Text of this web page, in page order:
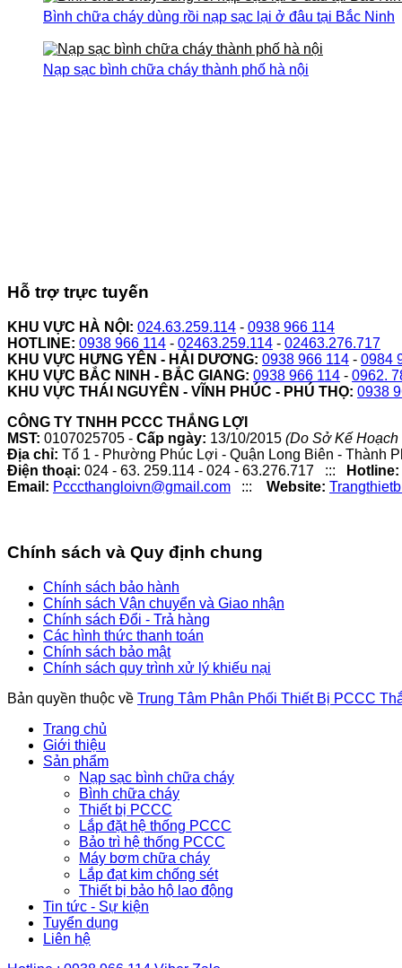
Bình chữa cháy dùng rồi nạp sạc lại ở đâu tại Bắc Ninh
Nạp sạc bình chữa cháy thành phố hà nội
Hỗ trợ trực tuyến
KHU VỰC HÀ NỘI: 024.63.259.114 - 0938 966 114
HOTLINE: 0938 966 114 - 02463.259.114 - 02463.276.717
KHU VỰC HƯNG YÊN - HẢI DƯƠNG: 0938 966 114 - 0984
KHU VỰC BẮC NINH - BẮC GIANG: 0938 966 114 - 0962.
KHU VỰC THÁI NGUYÊN - VĨNH PHÚC - PHÚ THỌ: 0938
CÔNG TY TNHH PCCC THẮNG LỢI
MST: 0107025705 - Cấp ngày: 13/10/2015 (Do Sở Kế
Địa chỉ: Tổ 1 - Phường Phúc Lợi - Quận Long Biên - Thành
Điện thoại: 024 - 63. 259.114 - 024 - 63.276.717 ::: Hotline:
Email: Pcccthangloivn@gmail.com ::: Website:
Chính sách và Quy định chung
Chính sách bảo hành
Chính sách Vận chuyển và Giao nhận
Chính sách Đổi - Trả hàng
Các hình thức thanh toán
Chính sách bảo mật
Chính sách quy trình xử lý khiếu nại
Bản quyền thuộc về Trung Tâm Phân Phối Thiết Bị PCCC
Trang chủ
Giới thiệu
Sản phẩm
Nạp sạc bình chữa cháy
Bình chữa cháy
Thiết bị PCCC
Lắp đặt hệ thống PCCC
Bảo trì hệ thống PCCC
Máy bơm chữa cháy
Lắp đạt kim chống sét
Thiết bị bảo hộ lao động
Tin tức - Sự kiện
Tuyển dụng
Liên hệ